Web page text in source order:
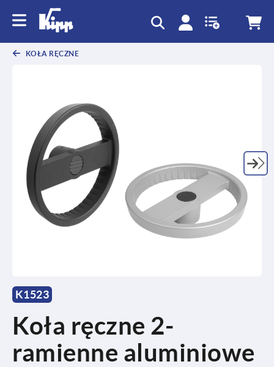
KOŁA RĘCZNE
K1523
Koła ręczne 2-
ramienne aluminiowe